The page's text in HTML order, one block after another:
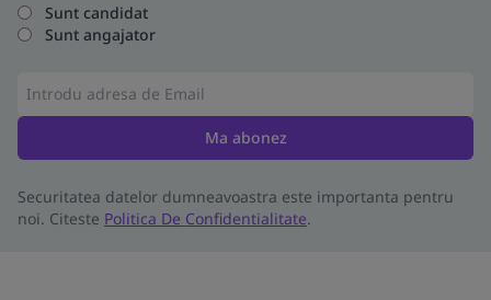
Sunt candidat
Sunt angajator
Ma abonez
Securitatea datelor dumneavoastra este importanta pentru
noi. Citeste Politica De Confidentialitate.